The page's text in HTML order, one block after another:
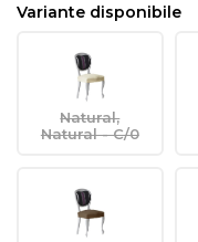
Variante disponibile
Natural,
Natural - C/0